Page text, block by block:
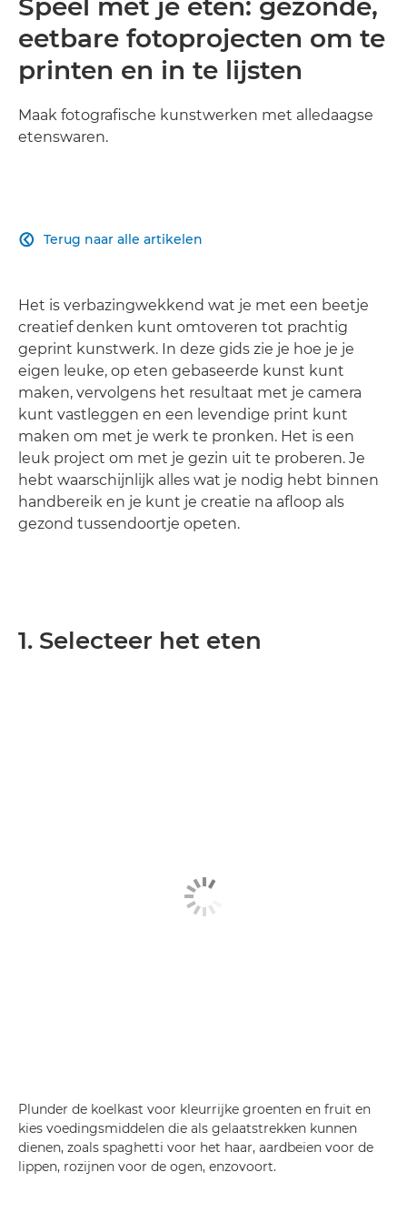
Speel met je eten: gezonde,
eetbare fotoprojecten om te
printen en in te lijsten
Maak fotografische kunstwerken met alledaagse
etenswaren.
Terug naar alle artikelen

Het is verbazingwekkend wat je met een beetje
creatief denken kunt omtoveren tot prachtig
geprint kunstwerk. In deze gids zie je hoe je je
eigen leuke, op eten gebaseerde kunst kunt
maken, vervolgens het resultaat met je camera
kunt vastleggen en een levendige print kunt
maken om met je werk te pronken. Het is een
leuk project om met je gezin uit te proberen. Je
hebt waarschijnlijk alles wat je nodig hebt binnen
handbereik en je kunt je creatie na afloop als
gezond tussendoortje opeten.
1. Selecteer het eten
Plunder de koelkast voor kleurrijke groenten en fruit en
kies voedingsmiddelen die als gelaatstrekken kunnen
dienen, zoals spaghetti voor het haar, aardbeien voor de
lippen, rozijnen voor de ogen, enzovoort.